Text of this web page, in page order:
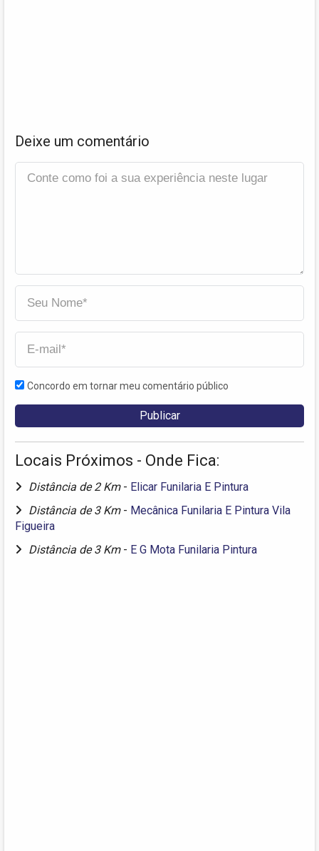
Deixe um comentário
Concordo em tornar meu comentário público
Locais Próximos - Onde Fica:
Distância de 2 Km - Elicar Funilaria E Pintura
Distância de 3 Km - Mecânica Funilaria E Pintura Vila
Figueira
Distância de 3 Km - E G Mota Funilaria Pintura